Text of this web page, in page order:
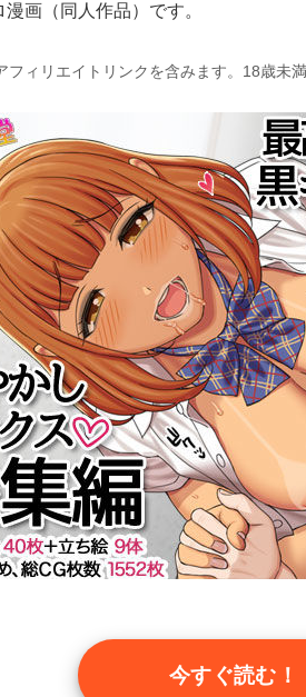
画（同人作品）です。
ィリエイトリンクを含みます。18歳未
今すぐ読む！